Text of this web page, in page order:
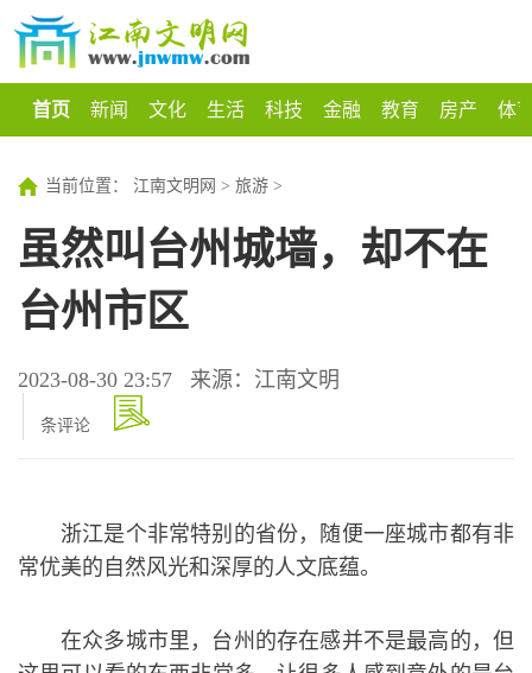
首页 新闻 文化 生活 科技 金融 教育 房产 体
当前位置： 江南文明网 > 旅游 >
虽然叫台州城墙，却不在
台州市区
2023-08-30 23:57 来源：江南文明
条评论
浙江是个非常特别的省份，随便一座城市都有非
常优美的自然风光和深厚的人文底蕴。
在众多城市里，台州的存在感并不是最高的，但